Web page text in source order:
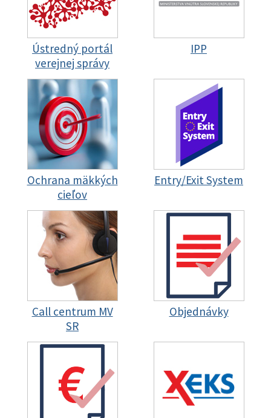
Ústredný portál
verejnej správy
IPP
Ochrana mäkkých
cieľov
Entry/Exit System
Call centrum MV
SR
Objednávky